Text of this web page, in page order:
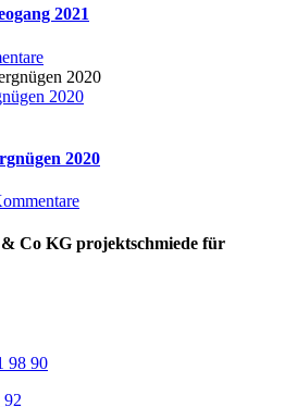
2021
2020
2020
Co KG projektschmiede für
98 90
92